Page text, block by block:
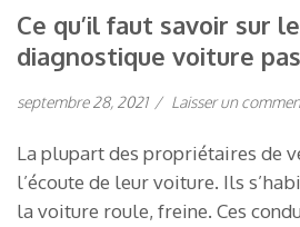
Ce qu’il faut savoir sur
diagnostique voiture
septembre 28, 2021 / Laisser un
La plupart des propriétaires de
l’écoute de leur voiture. Ils
la voiture roule, freine. Ces